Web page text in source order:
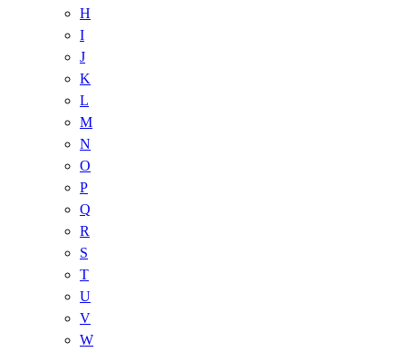
H
I
J
K
L
M
N
O
P
Q
R
S
T
U
V
W